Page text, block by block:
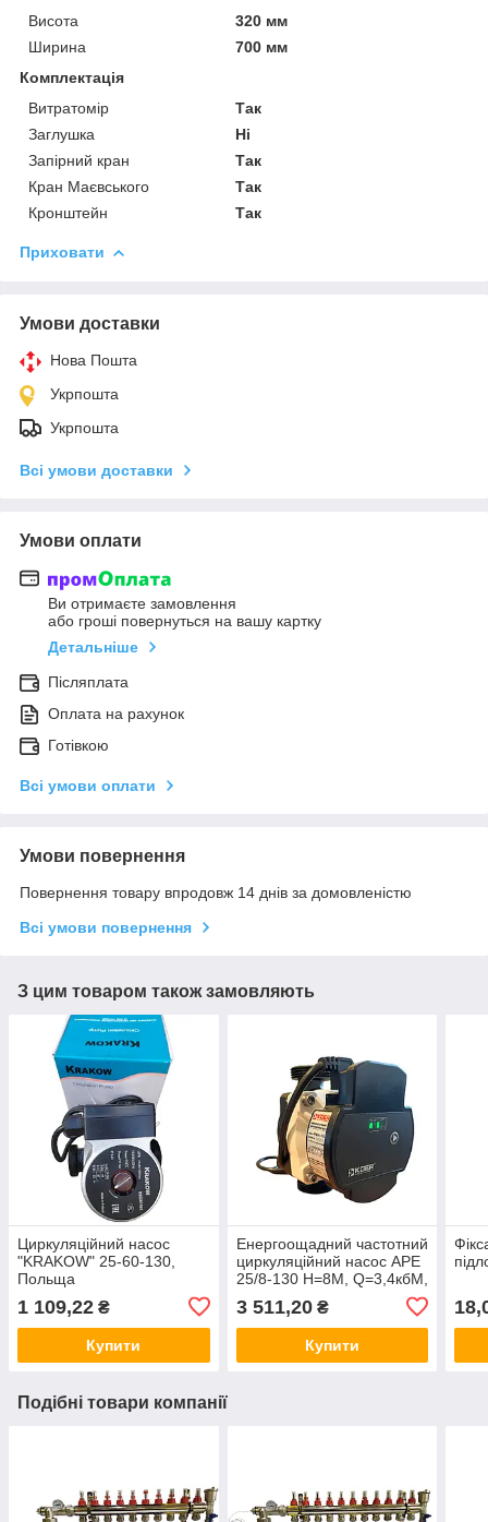
Висота
320 мм
Ширина
700 мм
Комплектація
Витратомір
Так
Заглушка
Ні
Запірний кран
Так
Кран Маєвського
Так
Кронштейн
Так
Приховати
Умови доставки
Нова Пошта
Укрпошта
Укрпошта
Всі умови доставки
Умови оплати
Ви отримаєте замовлення
або гроші повернуться на вашу картку
Детальніше
Післяплата
Оплата на рахунок
Готівкою
Всі умови оплати
Умови повернення
Повернення товару впродовж 14 днів за домовленістю
Всі умови повернення
З цим товаром також замовляють
Циркуляційний насос
"KRAKOW" 25-60-130,
Польща
1 109,22 ₴
Купити
Енергоощадний частотний
циркуляційний насос APE
25/8-130 Н=8М, Q=3,4кбМ,
3 511,20₴
Купити
Подібні товари компанії